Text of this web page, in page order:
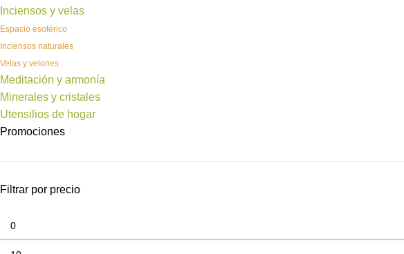
Inciensos y velas
Espacio esotérico
Inciensos naturales
Velas y velones
Meditación y armonía
Minerales y cristales
Utensilios de hogar
Promociones
Filtrar por precio